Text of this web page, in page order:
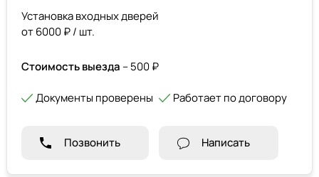
Установка входных дверей
от 6000 ₽ / шт.
Стоимость выезда – 500 ₽
Документы проверены Работает по договору
Позвонить Написать